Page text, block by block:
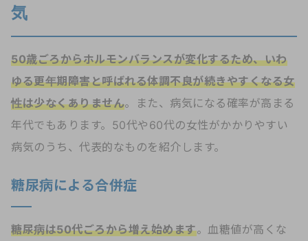
気
50歳ごろからホルモンバランスが変化するため、いわ
ゆる更年期障害と呼ばれる体調不良が続きやすくなる女
性は少なくありません。また、病気になる確率が高まる
年代でもあります。50代や60代の女性がかかりやすい
病気のうち、代表的なものを紹介します。
糖尿病による合併症
糖尿病は50代ごろから増え始めます。血糖値が高くな